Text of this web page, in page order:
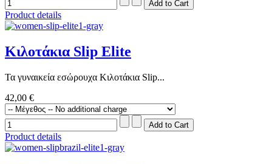
Product details
Κιλοτάκια Slip Elite
Τα γυναικεία εσώρουχα Κιλοτάκια Slip...
42,00 €
Product details